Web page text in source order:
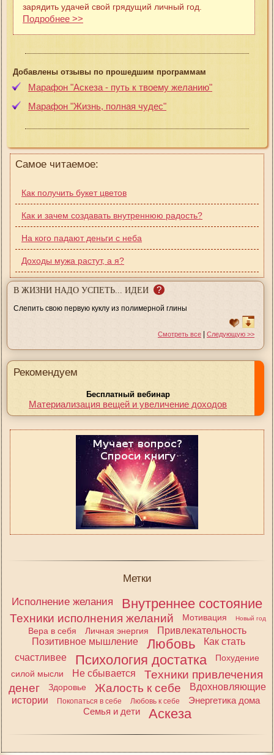
зарядить удачей свой грядущий личный год.
Подробнее >>
Добавлены отзывы по прошедшим программам
Марафон "Аскеза - путь к твоему желанию"
Марафон "Жизнь, полная чудес"
Самое читаемое:
Как получить букет цветов
Как и зачем создавать внутреннюю радость?
На кого падают деньги с неба
Доходы мужа растут, а я?
В ЖИЗНИ НАДО УСПЕТЬ... ИДЕИ ?
Слепить свою первую куклу из полимерной глины
Смотреть все | Следующую >>
Рекомендуем
Бесплатный вебинар
Материализация вещей и увеличение доходов
Метки
Исполнение желания
Внутреннее состояние
Техники исполнения желаний Мотивация Новый год
Вера в себя Личная энергия
Привлекательность
Позитивное мышление
Любовь
Как стать
счастливее
Психология достатка
Похудение
силой мысли
Не сбывается
Техники привлечения
денег
Здоровье Жалость к себе
Вдохновляющие
истории
Покопаться в себе Любовь к себе
Энергетика дома
Семья и дети
Аскеза